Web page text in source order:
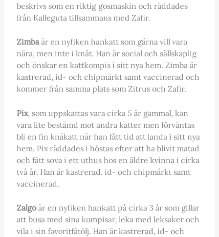
beskrivs som en riktig gosmaskin och räddades
från Kalleguta tillsammans med Zafir.
Zimbaär en nyfiken hankatt som gärna vill vara
nära, men inte i knät. Han är social och sällskaplig
och önskar en kattkompis i sitt nya hem. Zimba är
kastrerad, id- och chipmärkt samt vaccinerad och
kommer från samma plats som Zitrus och Zafir.
Pix, som uppskattas vara cirka 5 år gammal, kan
vara lite bestämd mot andra katter men förväntas
bli en fin knäkatt när han fått tid att landa i sitt nya
hem. Pix räddades i höstas efter att ha blivit matad
och fått sova i ett uthus hos en äldre kvinna i cirka
två år. Han är kastrerad, id- och chipmärkt samt
vaccinerad.
Zalgoär en nyfiken hankatt på cirka 3 år som gillar
att busa med sina kompisar, leka med leksaker och
vila i sin favoritfåtölj. Han är kastrerad, id- och